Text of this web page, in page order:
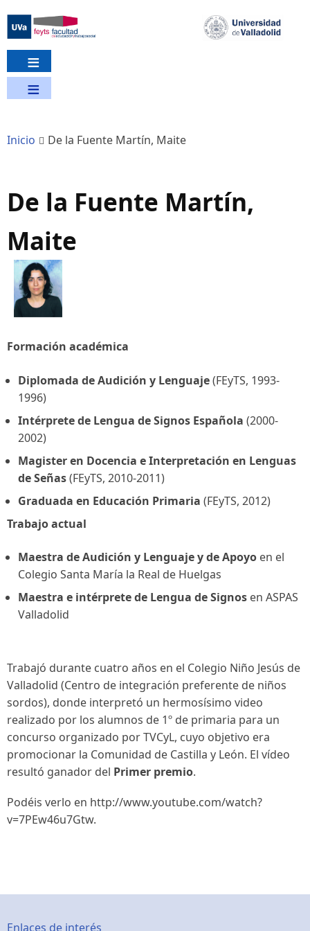
contenido
principal
Inicio De la Fuente Martín, Maite
De la Fuente Martín,
Maite
Formación académica
Diplomada de Audición y Lenguaje(FEyTS, 1993-
1996)
Intérprete de Lengua de Signos Española (2000-
2002)
Magister en Docencia e Interpretación en Lenguas
de Señas(FEyTS, 2010-2011)
Graduada en Educación Primaria (FEyTS, 2012)
Trabajo actual
Maestra de Audición y Lenguaje y de Apoyo en el
Colegio Santa María la Real de Huelgas
Maestra e intérprete de Lengua de Signos en ASPAS
Valladolid
Trabajó durante cuatro años en el Colegio Niño Jesús de
Valladolid (Centro de integración preferente de niños
sordos), donde interpretó un hermosísimo video
realizado por los alumnos de 1º de primaria para un
concurso organizado por TVCyL, cuyo objetivo era
promocionar la Comunidad de Castilla y León. El vídeo
resultó ganador del Primer premio.
Podéis verlo en http://www.youtube.com/watch?
v=7PEw46u7Gtw.
Enlaces de interés